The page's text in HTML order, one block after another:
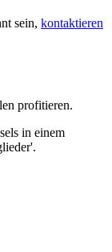
sein, kontaktieren
profitieren.